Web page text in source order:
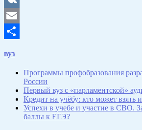
VK
Email
вуз
Программы профобразования
России
Первый вуз с «парламентской»
Кредит на учёбу: кто может взять
Успехи в учебе и участие в СВО.
баллы к ЕГЭ?